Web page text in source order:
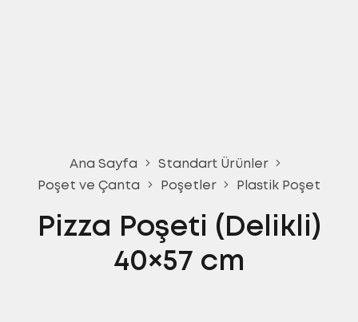
Ana Sayfa
Standart Ürünler
Poşet ve Çanta
Poşetler Plastik Poşet
Pizza Poşeti (Delikli)
40×57 cm